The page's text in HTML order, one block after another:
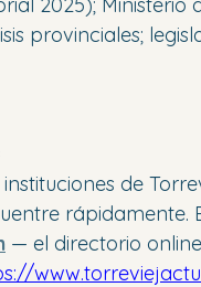
provinciales;
de
rápidamente.
— el directorio